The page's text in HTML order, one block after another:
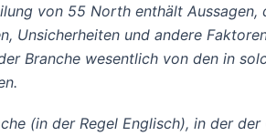
von 55 North enthält
Unsicherheiten und andere
Branche wesentlich von den in
(in der Regel Englisch), in der